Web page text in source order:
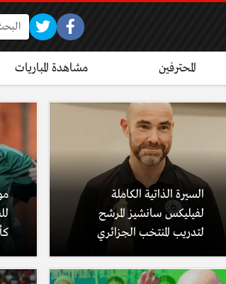
البحث:
المحترفين مشاهدة المباريات
السيرة الذاتية الكاملة
لفيليكس سانشيز المرشح
لتدريب المنتخب الجزائري